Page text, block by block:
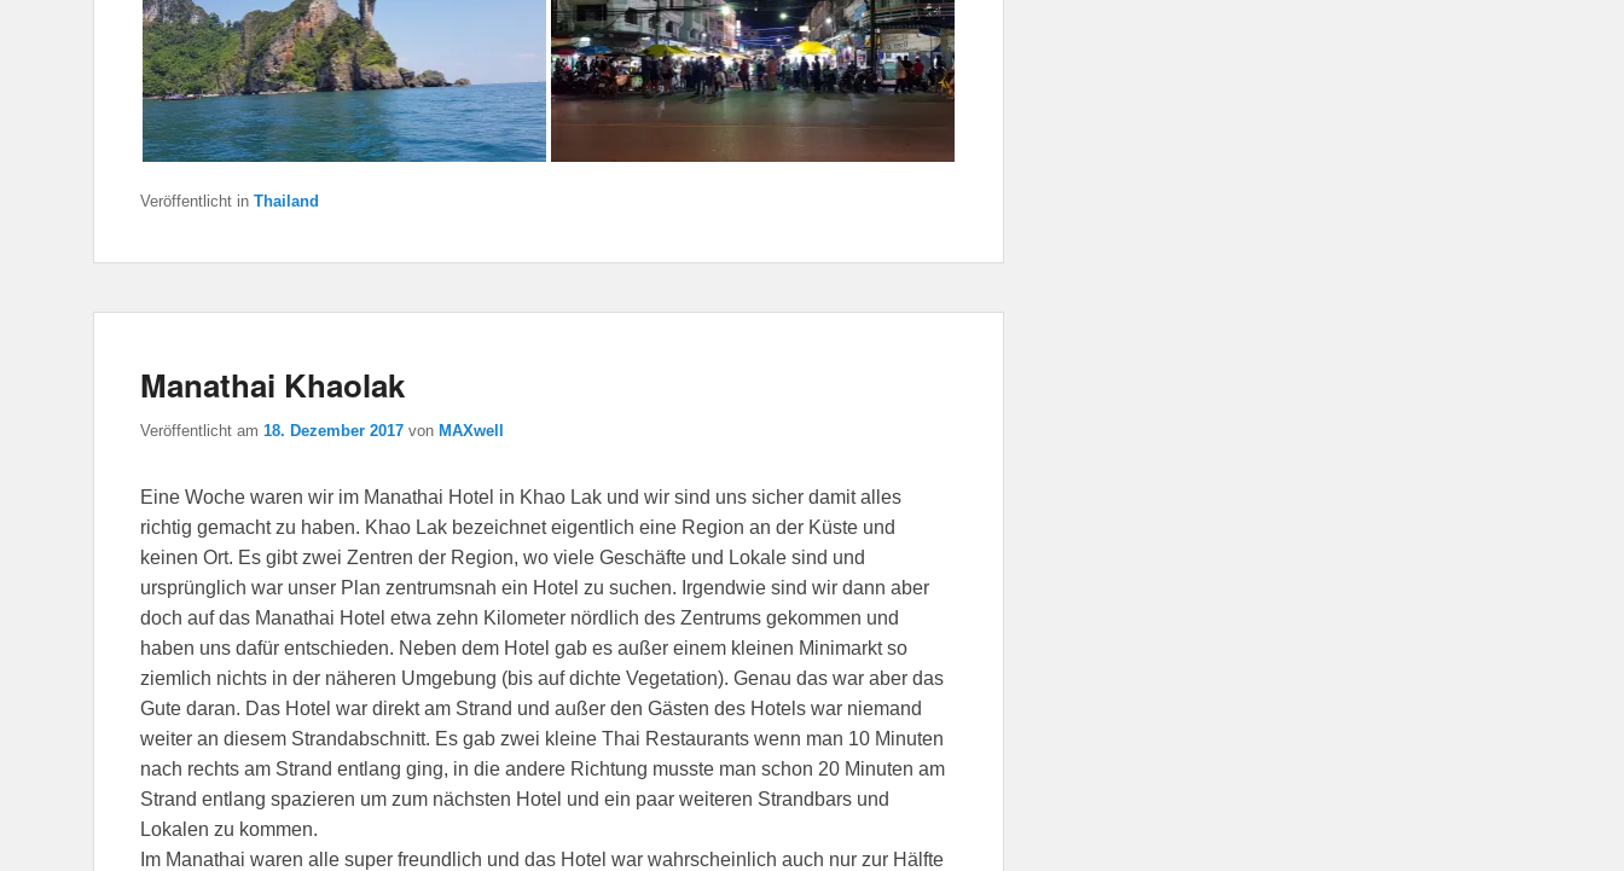
Veröffentlicht in Thailand
Manathai Khaolak
Veröffentlicht am 18. Dezember 2017 von MAXwell
Eine Woche waren wir im Manathai Hotel in Khao Lak und wir sind uns sicher damit alles
richtig gemacht zu haben. Khao Lak bezeichnet eigentlich eine Region an der Küste und
keinen Ort. Es gibt zwei Zentren der Region, wo viele Geschäfte und Lokale sind und
ursprünglich war unser Plan zentrumsnah ein Hotel zu suchen. Irgendwie sind wir dann aber
doch auf das Manathai Hotel etwa zehn Kilometer nördlich des Zentrums gekommen und
haben uns dafür entschieden. Neben dem Hotel gab es außer einem kleinen Minimarkt so
ziemlich nichts in der näheren Umgebung (bis auf dichte Vegetation). Genau das war aber das
Gute daran. Das Hotel war direkt am Strand und außer den Gästen des Hotels war niemand
weiter an diesem Strandabschnitt. Es gab zwei kleine Thai Restaurants wenn man 10 Minuten
nach rechts am Strand entlang ging, in die andere Richtung musste man schon 20 Minuten am
Strand entlang spazieren um zum nächsten Hotel und ein paar weiteren Strandbars und
Lokalen zu kommen.
Im Manathai waren alle super freundlich und das Hotel war wahrscheinlich auch nur zur Hälfte